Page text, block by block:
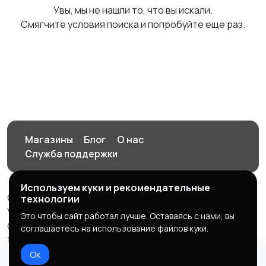
Увы, мы не нашли то, что вы искали.
Смягчите условия поиска и попробуйте еще раз.
Магазины Блог
О нас
Служба поддержки
© 2026 Орен-АЙ - Авто | Недвижимость | Работа |
Услуги
Создал Карусов Е.С ООО "ЦПК" ИНН 5609203278 ОГРН
1235600008841
Правила сервиса
Используем куки и рекомендательные
технологии
Это чтобы сайт работал лучше. Оставаясь с нами, вы
соглашаетесь на использование файлов куки.
Ок